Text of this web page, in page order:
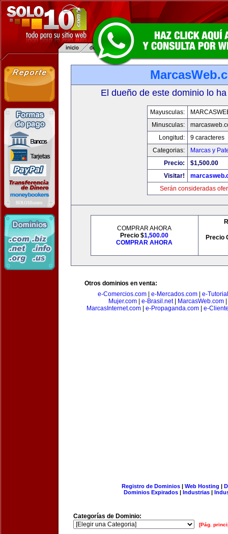
El dueño de este dominio lo
Mayusculas:
Minusculas:
Longitud:
9 caracteres
Categorias:
Marcas y
Precio:
$1,500.00
Visitar!
Serán consideradas
COMPRAR AHORA
Precio $1,500.00
COMPRAR AHORA
Precio
Otros dominios en venta:
e-Comercios.com| e-Mercados.com| e-
Mujer.com
e-Brasil.net| MarcasWeb.com
MarcasInternet.com| e-Propaganda.com| e-
Registro de Dominios| Web Hosting |
Dominios Expirados | Industrias |
Categorías de Dominio:
[Pág.